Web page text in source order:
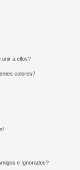
unir a ellos?
colores?
e Ignorados?